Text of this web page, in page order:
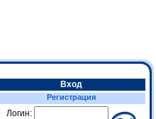
Вход
Регистрация
Логин: